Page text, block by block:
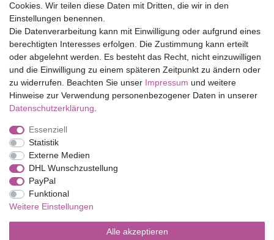
Eduplay
Folia Bringmann
Shop
Mein Konto
Service
Versandkosten
Impressum
Barrierefreiheitserklärung
Cookies. Wir teilen diese Daten mit Dritten, die wir in den
Einstellungen benennen.
Die Datenverarbeitung kann mit Einwilligung oder aufgrund eines
berechtigten Interesses erfolgen. Die Zustimmung kann erteilt
oder abgelehnt werden. Es besteht das Recht, nicht einzuwilligen
und die Einwilligung zu einem späteren Zeitpunkt zu ändern oder
zu widerrufen. Beachten Sie unser Impressum und weitere
Hinweise zur Verwendung personenbezogener Daten in unserer
Daten­schutz­erklärung
Essenziell
Statistik
Externe Medien
DHL Wunschzustellung
PayPal
Funktional
Weitere Einstellungen
Alle akzeptieren